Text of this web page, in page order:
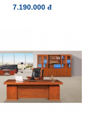
7.190.000 đ